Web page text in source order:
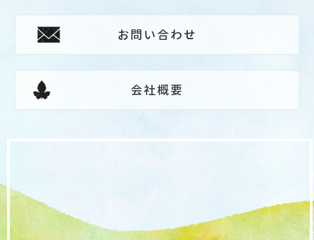
会社概要
お問い合わせ